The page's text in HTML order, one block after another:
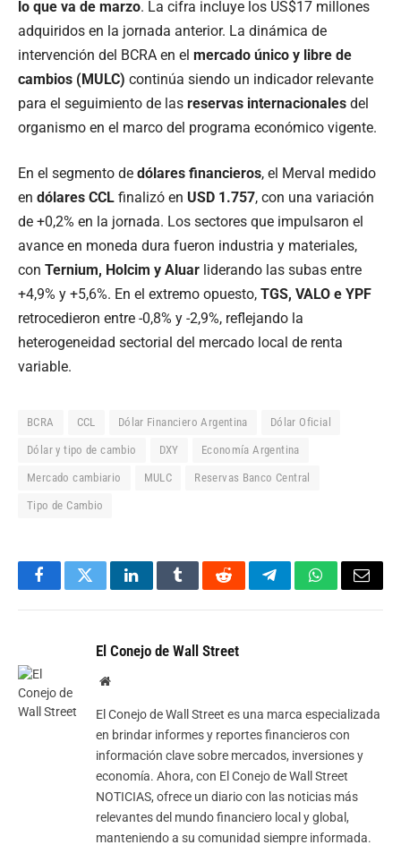
lo que va de marzo. La cifra incluye los US$17 millones
adquiridos en la jornada anterior. La dinámica de
intervención del BCRA en el mercado único y libre de
cambios (MULC) continúa siendo un indicador relevante
para el seguimiento de las reservas internacionales del
organismo en el marco del programa económico vigente.
En el segmento de dólares financieros, el Merval medido
en dólares CCL finalizó en USD 1.757, con una variación
de +0,2% en la jornada. Los sectores que impulsaron el
avance en moneda dura fueron industria y materiales,
con Ternium, Holcim y Aluar liderando las subas entre
+4,9% y +5,6%. En el extremo opuesto, TGS, VALO e YPF
retrocedieron entre -0,8% y -2,9%, reflejando la
heterogeneidad sectorial del mercado local de renta
variable.
BCRA CCL Dólar Financiero Argentina Dólar Oficial
Dólar y tipo de cambio DXY Economía Argentina
Mercado cambiario MULC Reservas Banco Central
Tipo de Cambio
FacebookTwitterLinkedInTumblrRedditTelegramWhatsApp
Email
El Conejo de Wall Street
Website
El Conejo de Wall Street es una marca especializada
en brindar informes y reportes financieros con
información clave sobre mercados, inversiones y
economía. Ahora, con El Conejo de Wall Street
NOTICIAS, ofrece un diario con las noticias más
relevantes del mundo financiero local y global,
manteniendo a su comunidad siempre informada.